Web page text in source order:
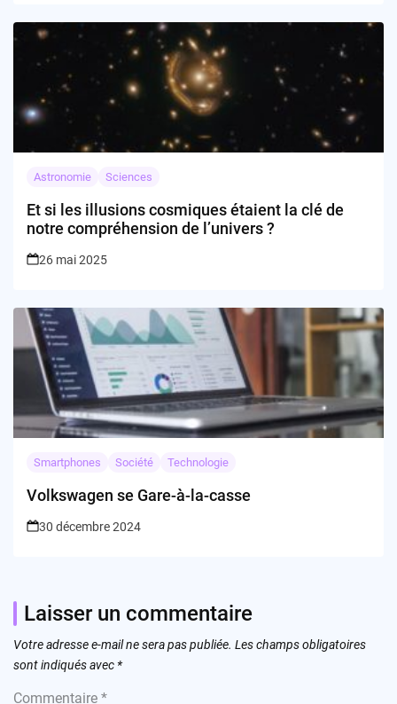
Astronomie Sciences
Et si les illusions cosmiques étaient la clé de
notre compréhension de l’univers ?
26 mai 2025
Smartphones Société Technologie
Volkswagen se Gare-à-la-casse
30 décembre 2024
Laisser un commentaire
Votre adresse e-mail ne sera pas publiée. Les champs obligatoires
sont indiqués avec *
Commentaire *